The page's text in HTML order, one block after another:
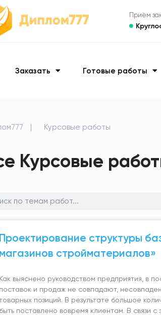
Приём
Заказать Готовые работы
| Курсовые работы
Курсовые
Проектирование структуры
магазинов стройматериалов»
Как выяснено руководством предприятия, в
поставок и продаж не совпадают,
позиций. В результате большое
быть поставлено вовремя клиентам. В связи